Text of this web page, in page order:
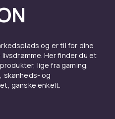
og er til for dine
Her finder du et
lige fra gaming,
skønheds- og
ganske enkelt.